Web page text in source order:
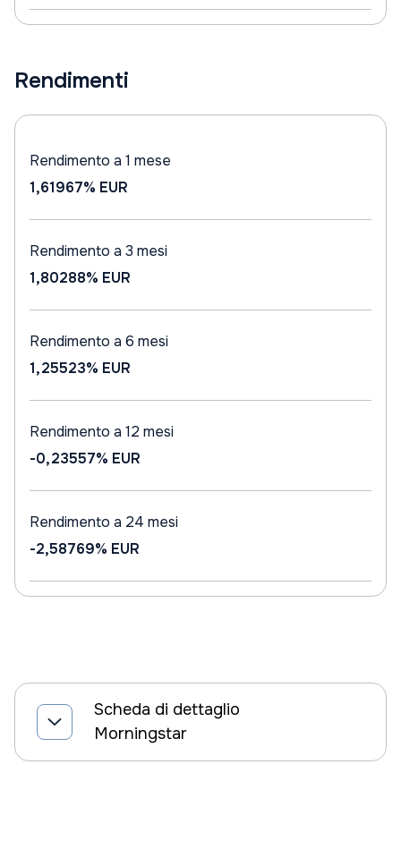
Rendimenti
Rendimento a 1 mese
1,61967% EUR
Rendimento a 3 mesi
1,80288% EUR
Rendimento a 6 mesi
1,25523% EUR
Rendimento a 12 mesi
-0,23557% EUR
Rendimento a 24 mesi
-2,58769% EUR
Scheda di dettaglio
Morningstar